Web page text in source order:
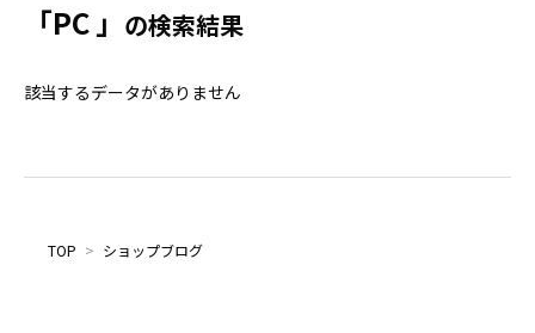
「PC 」 の検索結果
該当するデータがありません
TOP > ショップブログ